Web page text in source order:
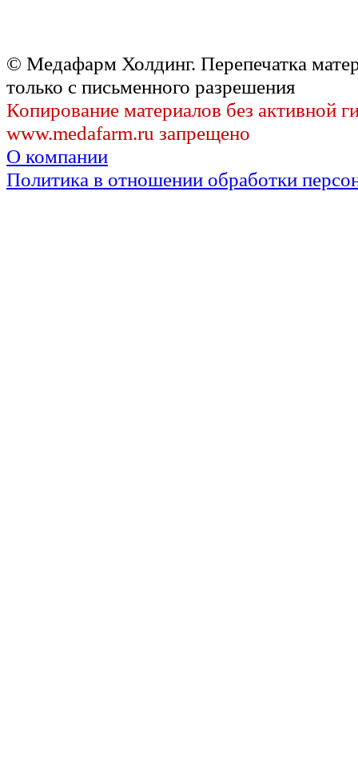
© Медафарм Холдинг. Перепечатка
только с письменного разрешения
Копирование материалов без активной
www.medafarm.ru запрещено
О компании
Политика в отношении обработки